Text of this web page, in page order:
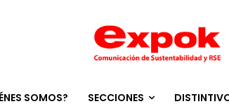
SOMOS? SECCIONES